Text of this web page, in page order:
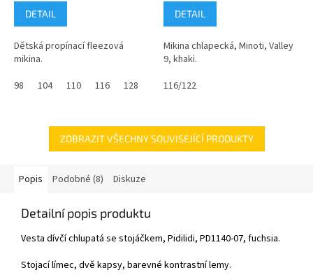
DETAIL
Dětská propínací fleezová
mikina.
98
104 110 116 128 134 140
DETAIL
Mikina chlapecká, Minoti, Valley
9, khaki.
116/122
ZOBRAZIT VŠECHNY SOUVISEJÍCÍ PRODUKTY
Popis Podobné (8) Diskuze
Detailní popis produktu
Vesta dívčí chlupatá se stojáčkem, Pidilidi, PD1140-07, fuchsia.
Stojací límec, dvě kapsy, barevné kontrastní lemy.